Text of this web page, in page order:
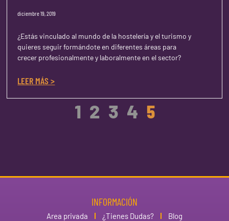
diciembre 19, 2019
¿Estás vinculado al mundo de la hostelería y el turismo y
quieres seguir formándote en diferentes áreas para
crecer profesionalmente y laboralmente en el sector?
LEER MÁS >
1 2 3 4 5
INFORMACIÓN
Area privada ¿Tienes Dudas?
Blog